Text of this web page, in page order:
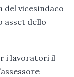
del vicesindaco
asset dello
i lavoratori il